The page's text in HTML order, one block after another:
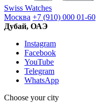
Swiss Watches
Москва +7 (910) 000 01-60
Дубай, ОАЭ
Instagram
Facebook
YouTube
Telegram
WhatsApp
Choose your city